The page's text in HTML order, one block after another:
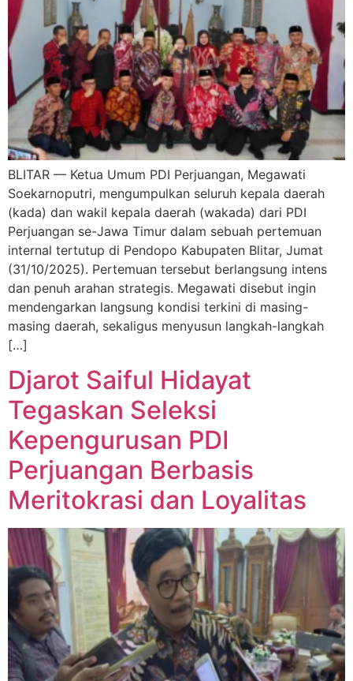
BLITAR — Ketua Umum PDI Perjuangan, Megawati
Soekarnoputri, mengumpulkan seluruh kepala daerah
(kada) dan wakil kepala daerah (wakada) dari PDI
Perjuangan se-Jawa Timur dalam sebuah pertemuan
internal tertutup di Pendopo Kabupaten Blitar, Jumat
(31/10/2025). Pertemuan tersebut berlangsung intens
dan penuh arahan strategis. Megawati disebut ingin
mendengarkan langsung kondisi terkini di masing-
masing daerah, sekaligus menyusun langkah-langkah
[…]
Djarot Saiful Hidayat
Tegaskan Seleksi
Kepengurusan PDI
Perjuangan Berbasis
Meritokrasi dan Loyalitas